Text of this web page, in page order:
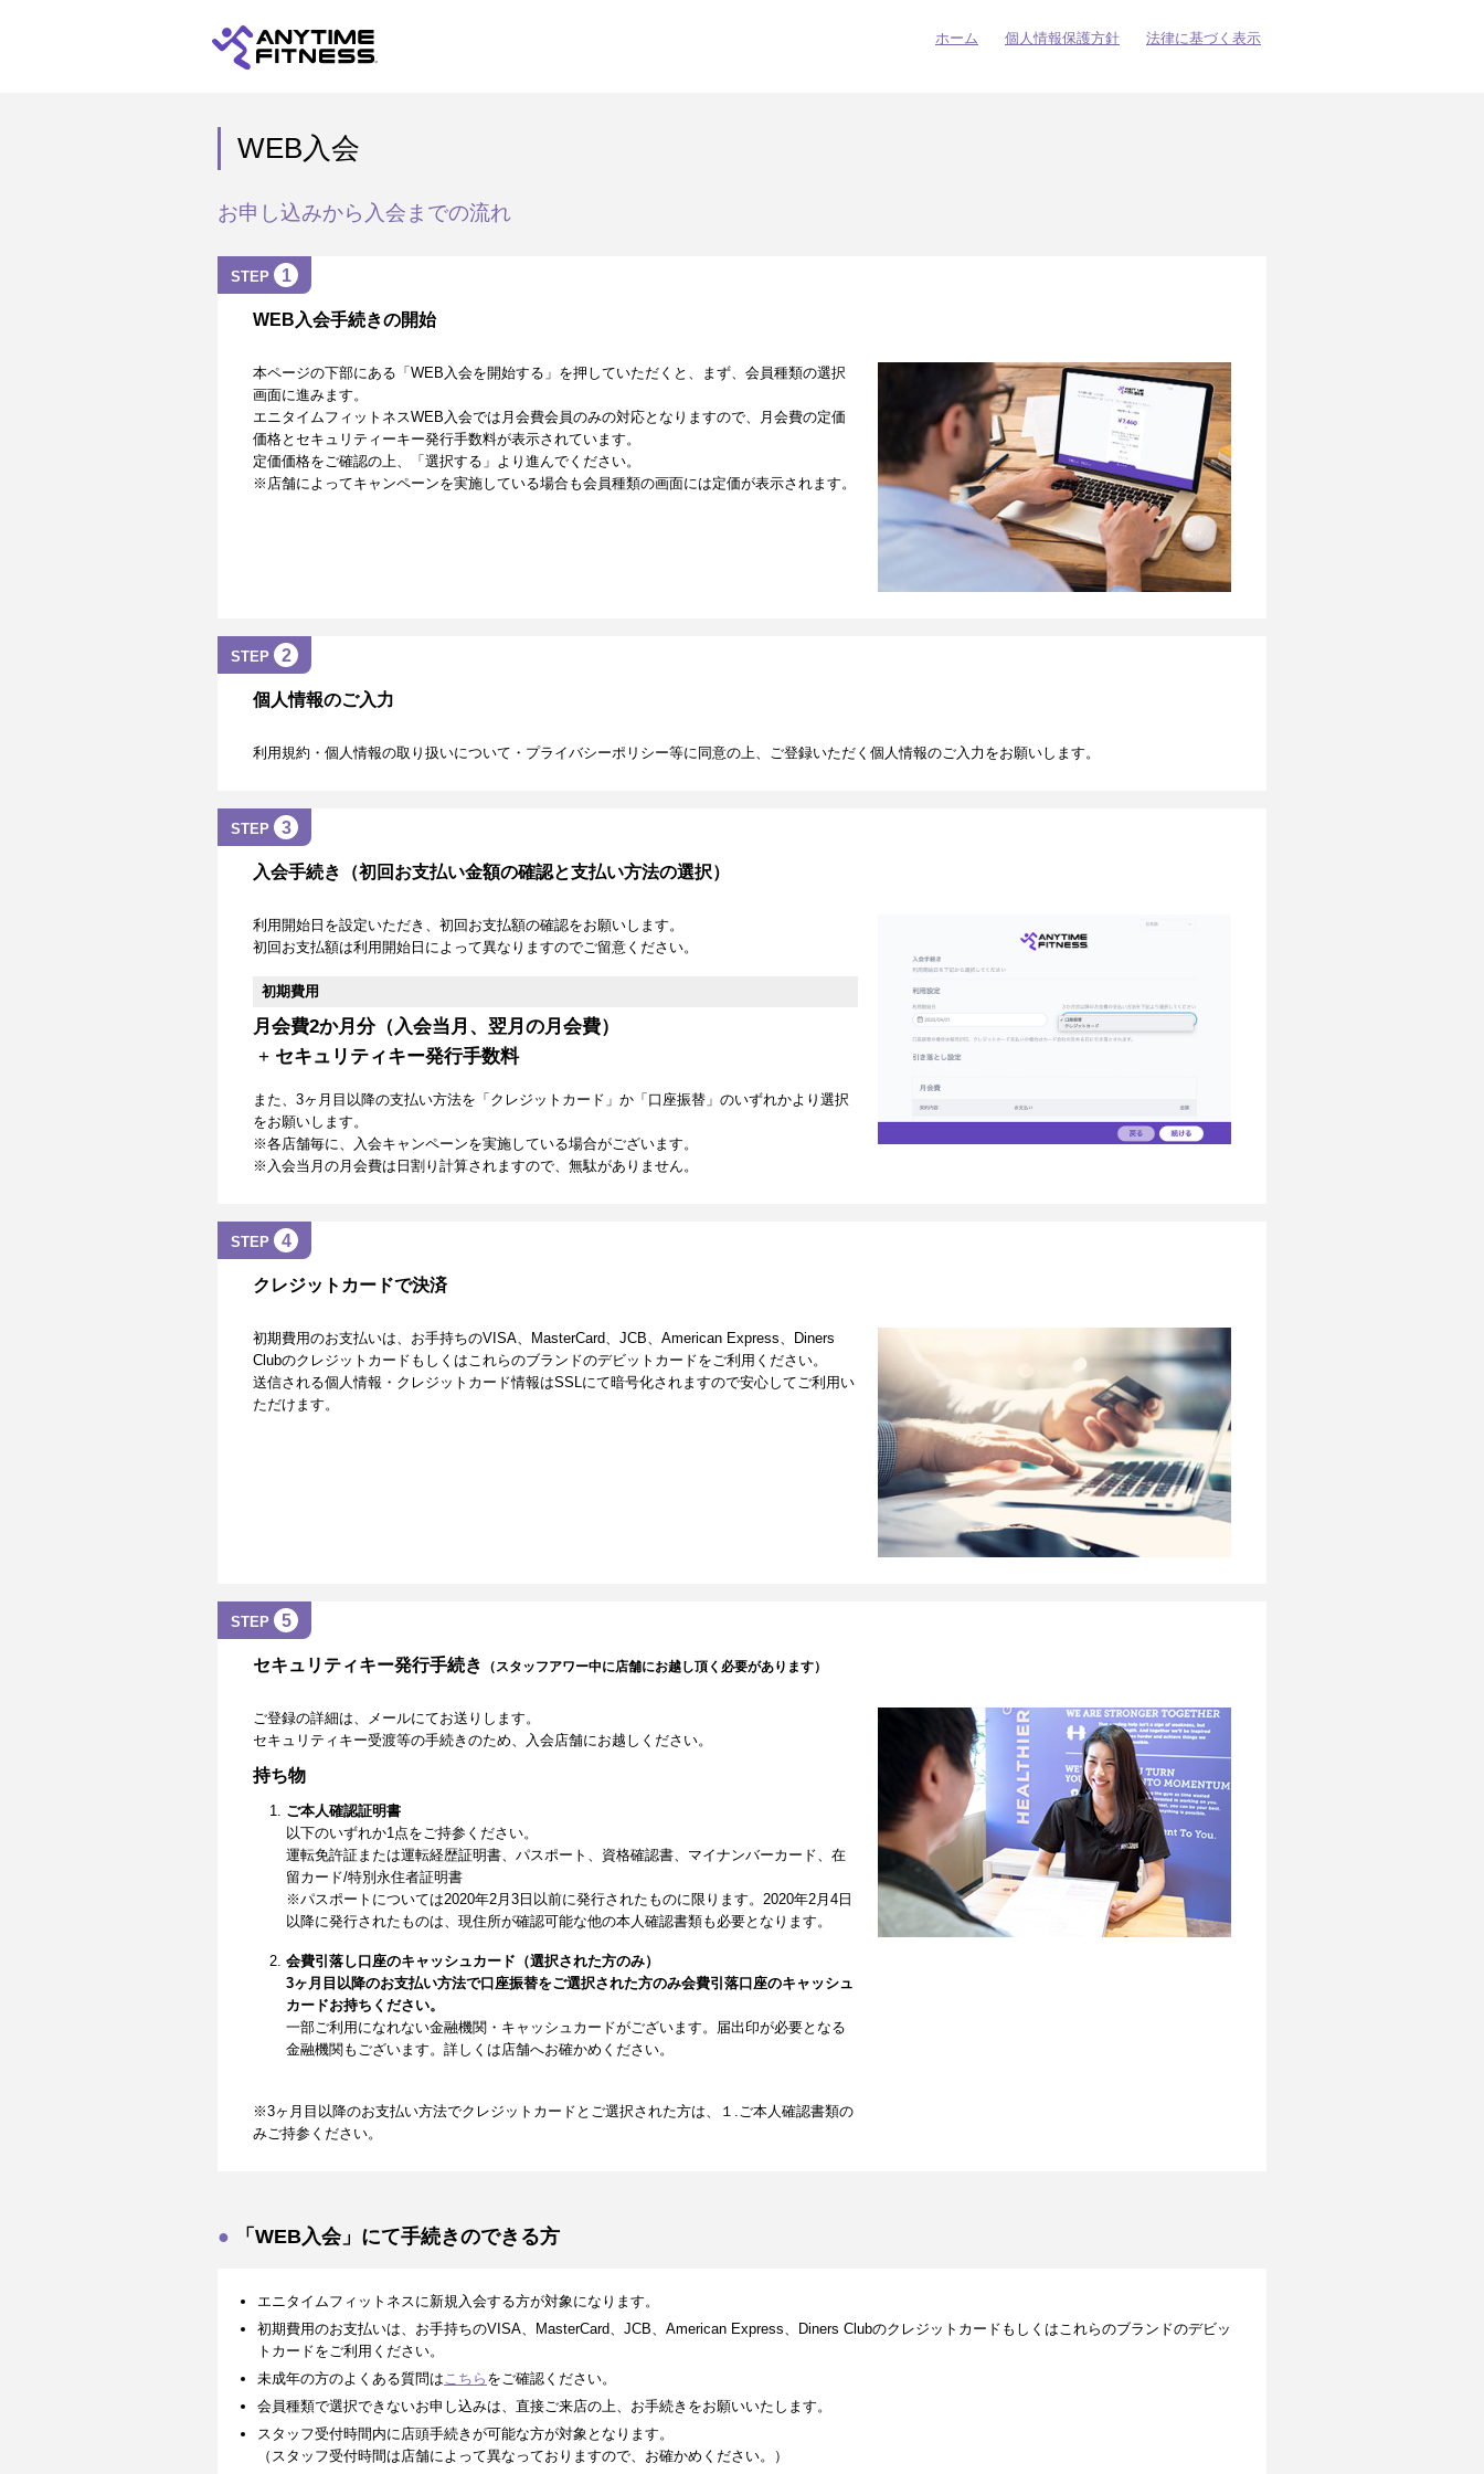
ホーム 個人情報保護方針 法律に基づく表示
WEB入会
お申し込みから入会までの流れ
STEP 1
WEB入会手続きの開始
本ページの下部にある「WEB入会を開始する」を押していただくと、まず、会員種類の選択
画面に進みます。
エニタイムフィットネスWEB入会では月会費会員のみの対応となりますので、月会費の定価
価格とセキュリティーキー発行手数料が表示されています。
定価価格をご確認の上、「選択する」より進んでください。
※店舗によってキャンペーンを実施している場合も会員種類の画面には定価が表示されます。
STEP 2
個人情報のご入力
利用規約・個人情報の取り扱いについて・プライバシーポリシー等に同意の上、ご登録いただく個人情報のご入力をお願いします。
STEP 3
入会手続き（初回お支払い金額の確認と支払い方法の選択）
利用開始日を設定いただき、初回お支払額の確認をお願いします。
初回お支払額は利用開始日によって異なりますのでご留意ください。
初期費用
月会費2か月分（入会当月、翌月の月会費）
+ セキュリティキー発行手数料
また、3ヶ月目以降の支払い方法を「クレジットカード」か「口座振替」のいずれかより選択
をお願いします。
※各店舗毎に、入会キャンペーンを実施している場合がございます。
※入会当月の月会費は日割り計算されますので、無駄がありません。
STEP 4
クレジットカードで決済
初期費用のお支払いは、お手持ちのVISA、MasterCard、JCB、American Express、Diners
Clubのクレジットカードもしくはこれらのブランドのデビットカードをご利用ください。
送信される個人情報・クレジットカード情報はSSLにて暗号化されますので安心してご利用い
ただけます。
STEP 5
セキュリティキー発行手続き （スタッフアワー中に店舗にお越し頂く必要があります）
ご登録の詳細は、メールにてお送りします。
セキュリティキー受渡等の手続きのため、入会店舗にお越しください。
持ち物
ご本人確認証明書
以下のいずれか1点をご持参ください。
運転免許証または運転経歴証明書、パスポート、資格確認書、マイナンバーカード、在
留カード/特別永住者証明書
※パスポートについては2020年2月3日以前に発行されたものに限ります。2020年2月4日
以降に発行されたものは、現住所が確認可能な他の本人確認書類も必要となります。
会費引落し口座のキャッシュカード（選択された方のみ）
3ヶ月目以降のお支払い方法で口座振替をご選択された方のみ会費引落口座のキャッシュ
カードお持ちください。
一部ご利用になれない金融機関・キャッシュカードがございます。届出印が必要となる
金融機関もございます。詳しくは店舗へお確かめください。
※3ヶ月目以降のお支払い方法でクレジットカードとご選択された方は、１.ご本人確認書類の
みご持参ください。
「WEB入会」にて手続きのできる方
エニタイムフィットネスに新規入会する方が対象になります。
初期費用のお支払いは、お手持ちのVISA、MasterCard、JCB、American Express、Diners Clubのクレジットカードもしくはこれらのブランドのデビッ
トカードをご利用ください。
未成年の方のよくある質問は こちら をご確認ください。
会員種類で選択できないお申し込みは、直接ご来店の上、お手続きをお願いいたします。
スタッフ受付時間内に店頭手続きが可能な方が対象となります。
（スタッフ受付時間は店舗によって異なっておりますので、お確かめください。）